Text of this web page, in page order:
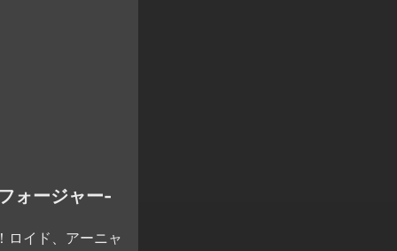
ォージャー-
ロイド、アーニャ